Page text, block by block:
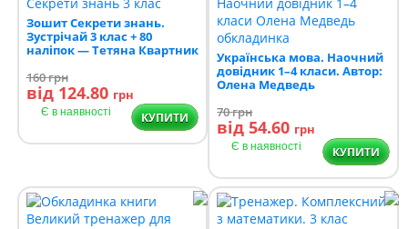
Зошит Секрети знань.
Зустрічай 3 клас + 80
наліпок — Тетяна Квартник
160грн
від 124.80 грн
Є в наявності КУПИТИ
Українська мова. Наочний
довідник 1–4 класи. Автор:
Олена Медведь
70грн
від 54.60 грн
Є в наявності КУПИТИ